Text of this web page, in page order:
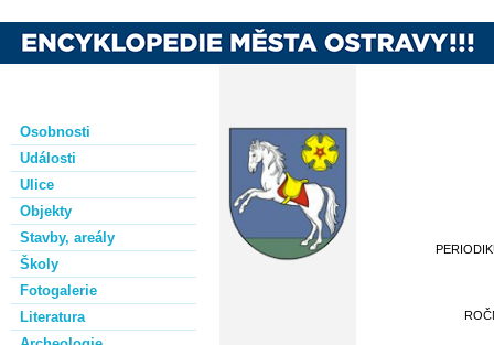
Osobnosti
Události
Ulice
Objekty
Stavby, areály
Školy
Fotogalerie
Literatura